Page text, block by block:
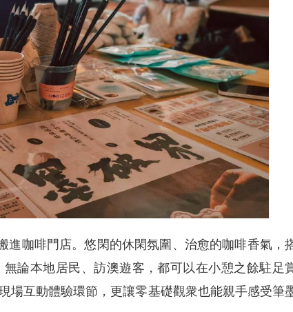
咖啡門店。悠閑的休閑氛圍、治愈的咖啡香氣，
論本地居民、訪澳遊客，都可以在小憩之餘駐足
場互動體驗環節，更讓零基礎觀衆也能親手感受筆